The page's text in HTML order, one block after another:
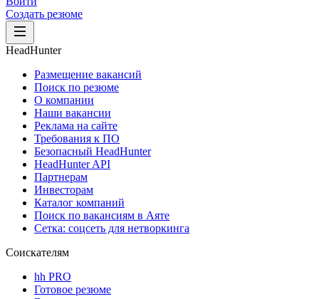
Создать резюме
HeadHunter
Размещение вакансий
Поиск по резюме
О компании
Наши вакансии
Реклама на сайте
Требования к ПО
Безопасный HeadHunter
HeadHunter API
Партнерам
Инвесторам
Каталог компаний
Поиск по вакансиям в Аяте
Сетка: соцсеть для нетворкинга
Соискателям
hh PRO
Готовое резюме